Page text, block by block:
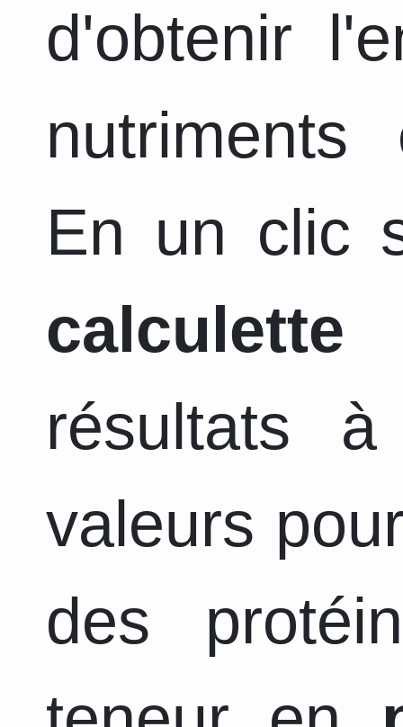
d'obtenir
En un clic
calculette
résultats
valeurs
des